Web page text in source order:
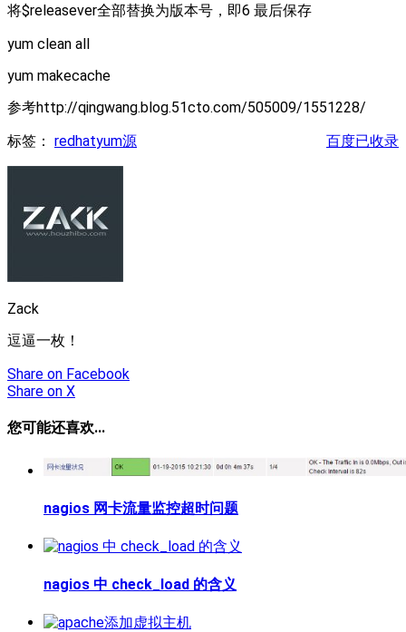
将$releasever全部替换为版本号，即6 最后保存
yum clean all
yum makecache
参考http://qingwang.blog.51cto.com/505009/1551228/
百度已收录
标签： redhatyum源
Zack
逗逼一枚！
Share on Facebook
Share on X
您可能还喜欢...
nagios 网卡流量监控超时问题
nagios 中 check_load 的含义